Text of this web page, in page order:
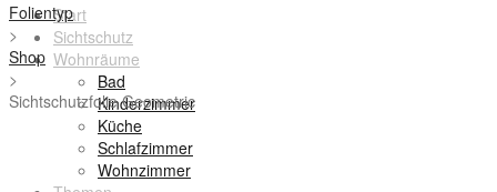
Start
Sichtschutz
Wohnräume
Bad
Kinderzimmer
Küche
Schlafzimmer
Wohnzimmer
Folientyp
>
Shop
>
Sichtschutzfolie Geometric